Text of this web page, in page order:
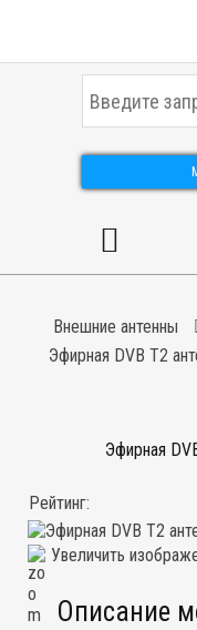
к
а
ь
Внешние антенны
Эфирная DVB T2
Эфирная
Рейтинг:
Увеличить
Описание